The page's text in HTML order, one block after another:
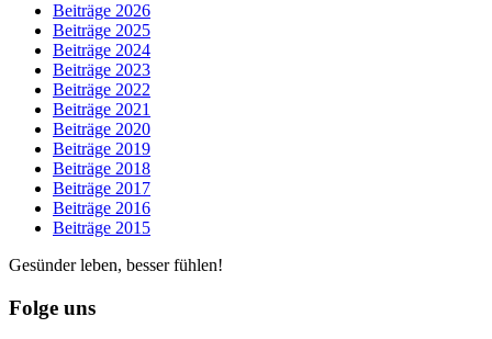
Beiträge 2026
Beiträge 2025
Beiträge 2024
Beiträge 2023
Beiträge 2022
Beiträge 2021
Beiträge 2020
Beiträge 2019
Beiträge 2018
Beiträge 2017
Beiträge 2016
Beiträge 2015
Gesünder leben, besser fühlen!
Folge uns